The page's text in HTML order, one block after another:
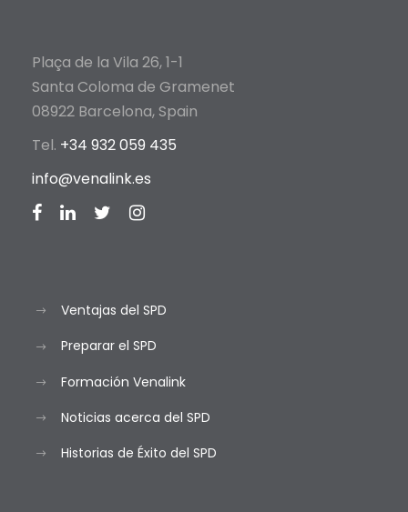
Plaça de la Vila 26, 1-1
Santa Coloma de Gramenet
08922 Barcelona, Spain
Tel. +34 932 059 435
info@venalink.es
Ventajas del SPD
Preparar el SPD
Formación Venalink
Noticias acerca del SPD
Historias de Éxito del SPD